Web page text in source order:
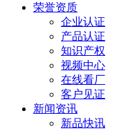
荣誉资质
企业认证
产品认证
知识产权
视频中心
在线看厂
客户见证
新闻资讯
新品快讯